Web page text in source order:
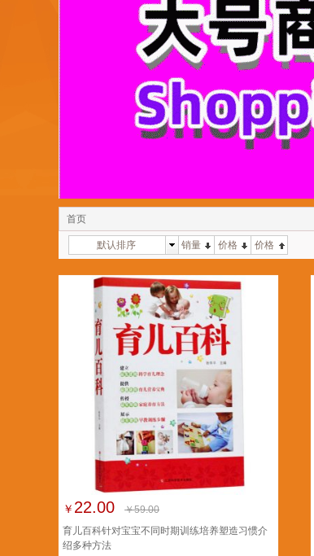
首页
默认排序 销量 价格 价格
￥ 22.00
￥59.00
育儿百科针对宝宝不同时期训练培养塑造习惯介
绍多种方法